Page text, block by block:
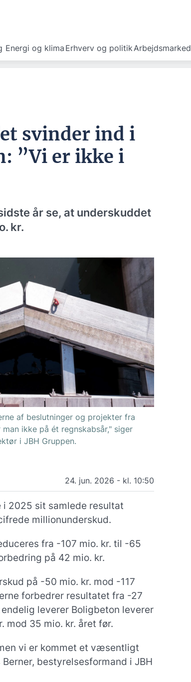
Energi og klima Erhverv og politikArbejdsmarked
svinder ind i
”Vi er ikke i
år se, at underskuddet
kr.
af beslutninger og projekter fra
ikke på ét regnskabsår," siger
i JBH Gruppen.
24. jun. 2026 - kl. 10:50
i 2025 sit samlede resultat
millionunderskud.
fra -107 mio. kr. til -65
på 42 mio. kr.
på -50 mio. kr. mod -117
forbedrer resultatet fra -27
leverer Boligbeton leverer
mod 35 mio. kr. året før.
vi er kommet et væsentligt
bestyrelsesformand i JBH